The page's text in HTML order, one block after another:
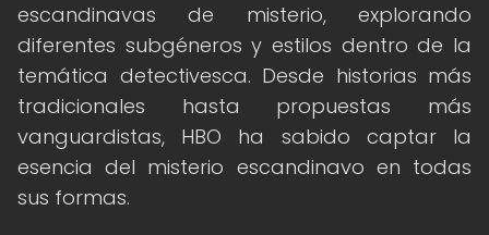
escandinavas de misterio, explorando
diferentes subgéneros y estilos dentro de la
temática detectivesca. Desde historias más
tradicionales hasta propuestas más
vanguardistas, HBO ha sabido captar la
esencia del misterio escandinavo en todas
sus formas.